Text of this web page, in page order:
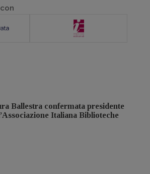
Ballestra confermata presidente
Italiana Biblioteche